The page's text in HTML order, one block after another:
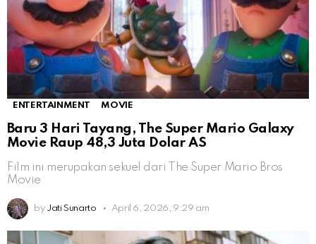
ENTERTAINMENT MOVIE
Baru 3 Hari Tayang, The Super Mario Galaxy
Movie Raup 48,3 Juta Dolar AS
Film ini merupakan sekuel dari The Super Mario Bros
Movie
by Jati Sunarto April 6, 2026, 9:29 am